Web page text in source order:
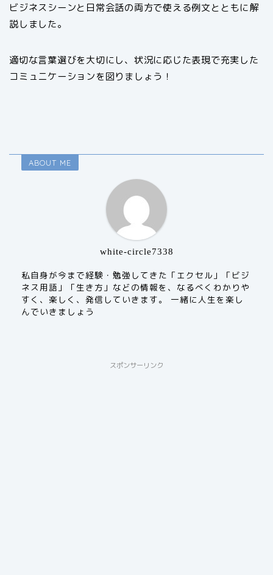
ビジネスシーンと日常会話の両方で使える例文とともに解
説しました。
適切な言葉選びを大切にし、状況に応じた表現で充実した
コミュニケーションを図りましょう！
ABOUT ME
white-circle7338
私自身が今まで経験・勉強してきた「エクセル」「ビジ
ネス用語」「生き方」などの情報を、なるべくわかりや
すく、楽しく、発信していきます。 一緒に人生を楽し
んでいきましょう
スポンサーリンク